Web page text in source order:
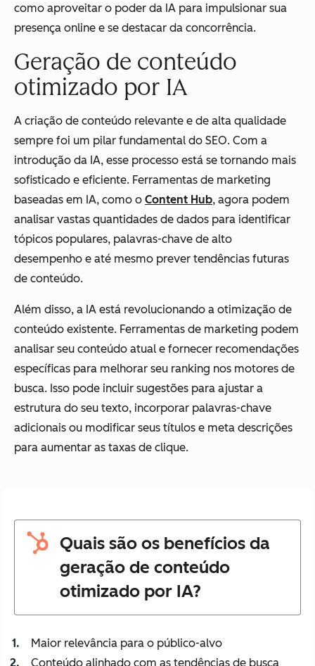
como aproveitar o poder da IA para impulsionar sua
presença online e se destacar da concorrência.
Geração de conteúdo
otimizado por IA
A criação de conteúdo relevante e de alta qualidade
sempre foi um pilar fundamental do SEO. Com a
introdução da IA, esse processo está se tornando mais
sofisticado e eficiente. Ferramentas de marketing
baseadas em IA, como o Content Hub, agora podem
analisar vastas quantidades de dados para identificar
tópicos populares, palavras-chave de alto
desempenho e até mesmo prever tendências futuras
de conteúdo.
Além disso, a IA está revolucionando a otimização de
conteúdo existente. Ferramentas de marketing podem
analisar seu conteúdo atual e fornecer recomendações
específicas para melhorar seu ranking nos motores de
busca. Isso pode incluir sugestões para ajustar a
estrutura do seu texto, incorporar palavras-chave
adicionais ou modificar seus títulos e meta descrições
para aumentar as taxas de clique.
Quais são os benefícios da
geração de conteúdo
otimizado por IA?
Maior relevância para o público-alvo
Conteúdo alinhado com as tendências de busca